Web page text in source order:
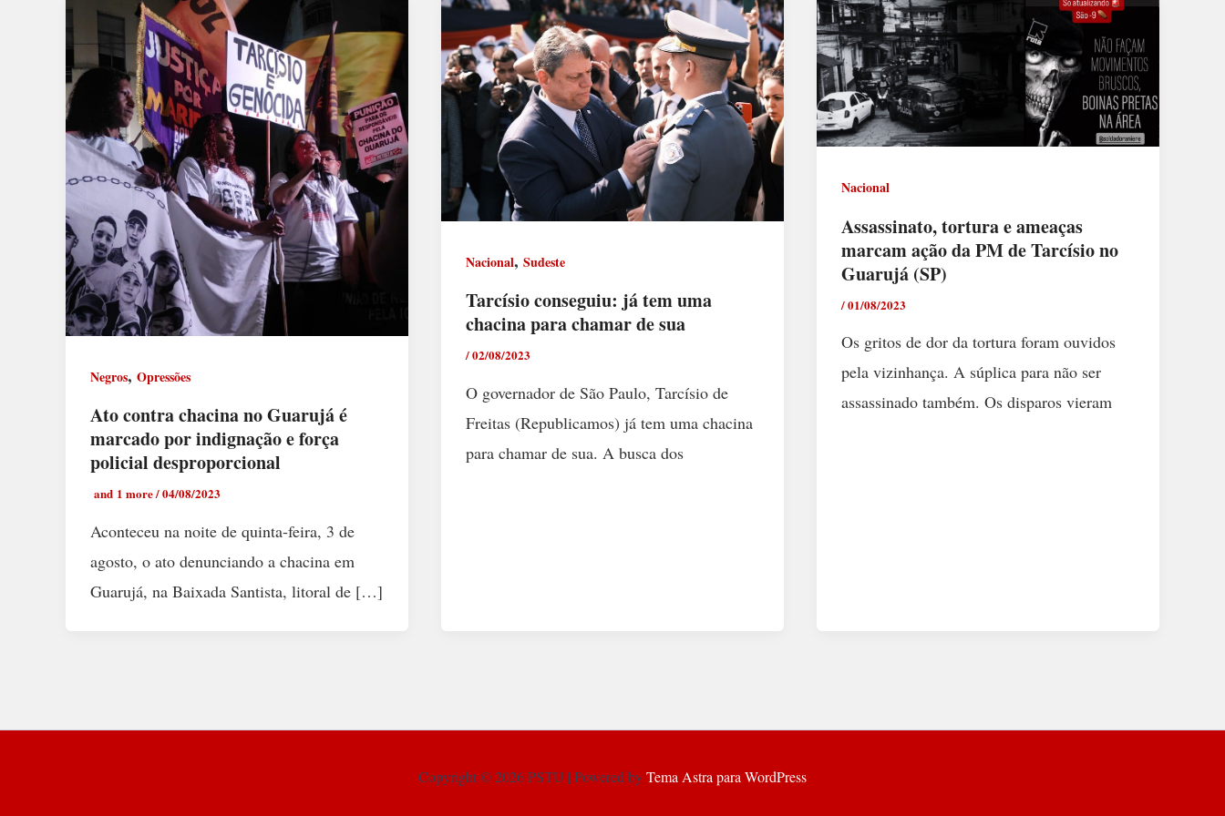
Negros, Opressões
Ato contra chacina no Guarujá é
marcado por indignação e força
policial desproporcional
and 1 more/04/08/2023
Aconteceu na noite de quinta-feira, 3 de
agosto, o ato denunciando a chacina em
Guarujá, na Baixada Santista, litoral de […]
Nacional, Sudeste
Tarcísio conseguiu: já tem uma
chacina para chamar de sua
/02/08/2023
O governador de São Paulo, Tarcísio de
Freitas (Republicamos) já tem uma chacina
para chamar de sua. A busca dos
Nacional
Assassinato, tortura e ameaças
marcam ação da PM de Tarcísio no
Guarujá (SP)
/01/08/2023
Os gritos de dor da tortura foram ouvidos
pela vizinhança. A súplica para não ser
assassinado também. Os disparos vieram
Copyright © 2026 PSTU | Powered byTema Astra para WordPress